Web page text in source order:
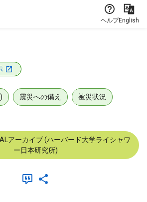
ヘルプEnglish
震災への備え 被災状況
アーカイブ (ハーバード大学ライシャワ
ー日本研究所)